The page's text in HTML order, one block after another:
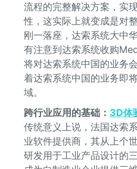
流程的完整解决方案，实
性，这实际上就变成是对
刚一落座，达索系统大中
有注意到达索系统收购
将对达索系统中国的业务
着达索系统中国的业务即
域。
跨行业应用的基础： 3D体
传统意义上说，法国达索
业软件提供商，其从上个
研发用于工业产品设计的